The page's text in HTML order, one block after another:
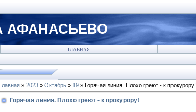
ГЛАВНАЯ
Главная » 2023 » Октябрь » 19 » Горячая линия. Плохо греют - к прокурору!
Горячая линия. Плохо греют - к прокурору!